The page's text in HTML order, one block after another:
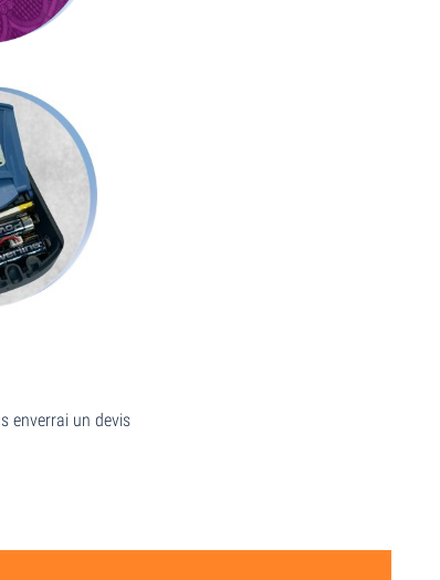
enverrai un devis